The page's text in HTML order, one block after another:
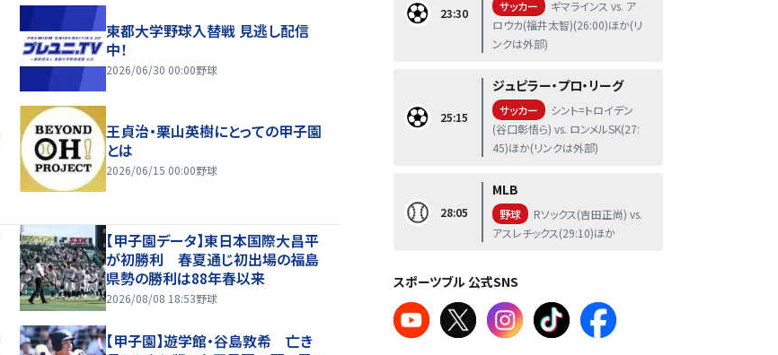
東都大学野球入替戦 見逃し配信
中！
2026/06/30 00:00野球
王貞治・栗山英樹にとっての甲子園
とは
2026/06/15 00:00野球
【甲子園データ】東日本国際大昌平
が初勝利 春夏通じ初出場の福島
県勢の勝利は88年春以来
2026/08/08 18:53野球
【甲子園】遊学館・谷島敦希 亡き
23:30 サッカー
ギマラインス vs. ア
ロウカ(福井太智)(26:00)ほか(リ
ンクは外部)
25:15
ジュピラー・プロ・リーグ
サッカー
シント=トロイデン
(谷口彰悟ら) vs. ロンメルSK(27:
45)ほか(リンクは外部)
28:05
MLB
野球
Rソックス(吉田正尚) vs.
アスレチックス(29:10)ほか
スポーツブル 公式SNS